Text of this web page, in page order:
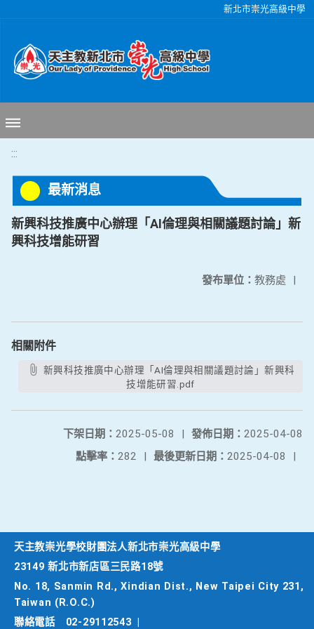
新北市崇光高級中學
:::
最新消息
新興科技推廣中心辦理「AI倫理與相關議題討論」新
興科技增能研習
發布單位： 教務處 |
相關附件
技增能研習.pdf
發佈日期： 2025-04-08
下架日期： 2025-05-08
|
最後更新日期： 2025-04-08 |
點擊率： 282 |
天主教崇光學校財團法人新北市崇光高級中學
23149 新北市新店區三民路18號
No. 18, Sanmin Rd., Xindian Dist., New Taipei City 231,
Taiwan (R.O.C.)
聯絡電話
02-29112543